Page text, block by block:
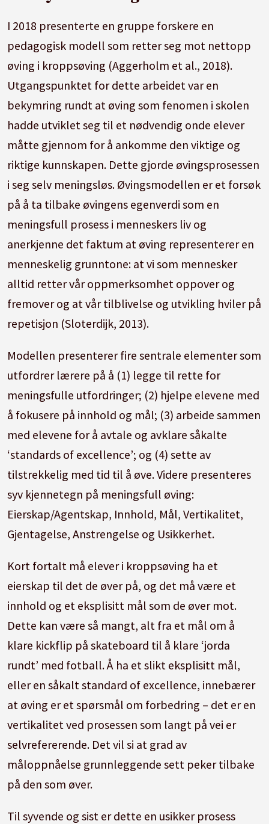
I 2018 presenterte en gruppe forskere en
pedagogisk modell som retter seg mot nettopp
øving i kroppsøving (Aggerholm et al., 2018).
Utgangspunktet for dette arbeidet var en
bekymring rundt at øving som fenomen i skolen
hadde utviklet seg til et nødvendig onde elever
måtte gjennom for å ankomme den viktige og
riktige kunnskapen. Dette gjorde øvingsprosessen
i seg selv meningsløs. Øvingsmodellen er et forsøk
på å ta tilbake øvingens egenverdi som en
meningsfull prosess i menneskers liv og
anerkjenne det faktum at øving representerer en
menneskelig grunntone: at vi som mennesker
alltid retter vår oppmerksomhet oppover og
fremover og at vår tilblivelse og utvikling hviler på
repetisjon (Sloterdijk, 2013).
Modellen presenterer fire sentrale elementer som
utfordrer lærere på å (1) legge til rette for
meningsfulle utfordringer; (2) hjelpe elevene med
å fokusere på innhold og mål; (3) arbeide sammen
med elevene for å avtale og avklare såkalte
‘standards of excellence’; og (4) sette av
tilstrekkelig med tid til å øve. Videre presenteres
syv kjennetegn på meningsfull øving:
Eierskap/Agentskap, Innhold, Mål, Vertikalitet,
Gjentagelse, Anstrengelse og Usikkerhet.
Kort fortalt må elever i kroppsøving ha et
eierskap til det de øver på, og det må være et
innhold og et eksplisitt mål som de øver mot.
Dette kan være så mangt, alt fra et mål om å
klare kickflip på skateboard til å klare ‘jorda
rundt’ med fotball. Å ha et slikt eksplisitt mål,
eller en såkalt standard of excellence, innebærer
at øving er et spørsmål om forbedring – det er en
vertikalitet ved prosessen som langt på vei er
selvrefererende. Det vil si at grad av
måloppnåelse grunnleggende sett peker tilbake
på den som øver.
Til syvende og sist er dette en usikker prosess